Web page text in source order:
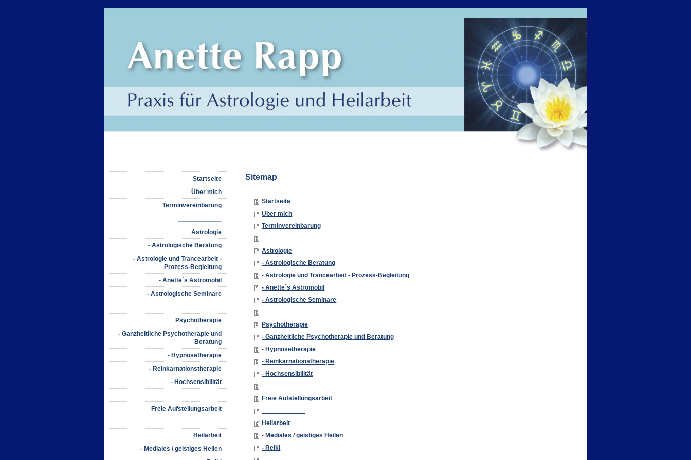
Sitemap
Startseite
Über mich
Terminvereinbarung
Astrologie
- Astrologische Beratung
- Astrologie und Trancearbeit - Prozess-Begleitung
- Anette´s Astromobil
- Astrologische Seminare
Psychotherapie
- Ganzheitliche Psychotherapie und Beratung
- Hypnosetherapie
- Reinkarnationstherapie
- Hochsensibilität
Freie Aufstellungsarbeit
Heilarbeit
- Mediales / geistiges Heilen
- Reiki
Startseite
Über mich
Terminvereinbarung
Astrologie
- Astrologische Beratung
- Astrologie und Trancearbeit -
Prozess-Begleitung
- Anette´s Astromobil
- Astrologische Seminare
Psychotherapie
- Ganzheitliche Psychotherapie und
Beratung
- Hypnosetherapie
- Reinkarnationstherapie
- Hochsensibilität
Freie Aufstellungsarbeit
Heilarbeit
- Mediales / geistiges Heilen